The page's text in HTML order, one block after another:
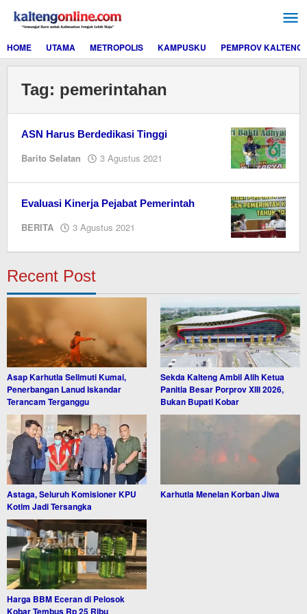
konten
HOME
UTAMA METROPOLIS KAMPUSKU PEMPROV KALTENG
Tag: pemerintahan
ASN Harus Berdedikasi Tinggi
Barito Selatan 3 Agustus 2021
Evaluasi Kinerja Pejabat Pemerintah
BERITA 3 Agustus 2021
Recent Post
Asap Karhutla Selimuti Kumai,
Penerbangan Lanud Iskandar
Terancam Terganggu
Sekda Kalteng Ambil Alih Ketua
Panitia Besar Porprov XIII 2026,
Bukan Bupati Kobar
Astaga, Seluruh Komisioner KPU
Kotim Jadi Tersangka
Karhutla Menelan Korban Jiwa
Harga BBM Eceran di Pelosok
Kobar Tembus Rp 25 Ribu